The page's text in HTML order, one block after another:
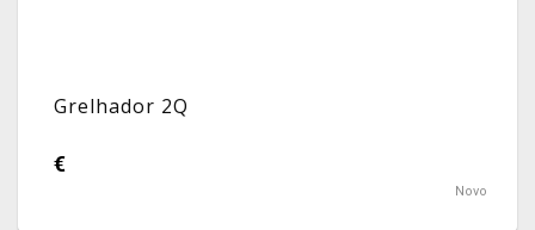
Grelhador 2Q
€
Novo